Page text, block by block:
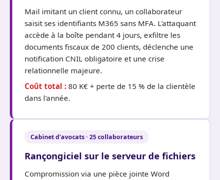
Mail imitant un client connu, un collaborateur
saisit ses identifiants M365 sans MFA. L'attaquant
accède à la boîte pendant 4 jours, exfiltre les
documents fiscaux de 200 clients, déclenche une
notification CNIL obligatoire et une crise
relationnelle majeure.
Coût total : 80 K€ + perte de 15 % de la clientèle
dans l'année.
Cabinet d'avocats · 25 collaborateurs
Rançongiciel sur le serveur de fichiers
Compromission via une pièce jointe Word